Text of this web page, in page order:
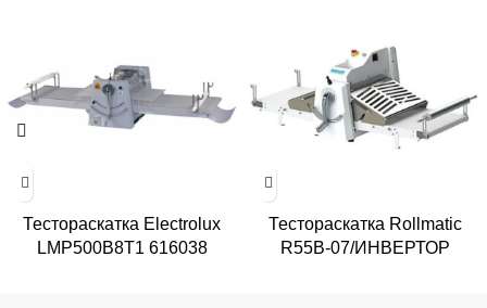
Тестораскатка Electrolux
LMP500B8T1 616038
Тестораскатка Rollmatic
R55В-07/ИНВЕРТОР